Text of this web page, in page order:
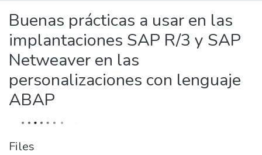
Buenas prácticas a usar en las
implantaciones SAP R/3 y SAP
Netweaver en las
personalizaciones con lenguaje
ABAP
Files